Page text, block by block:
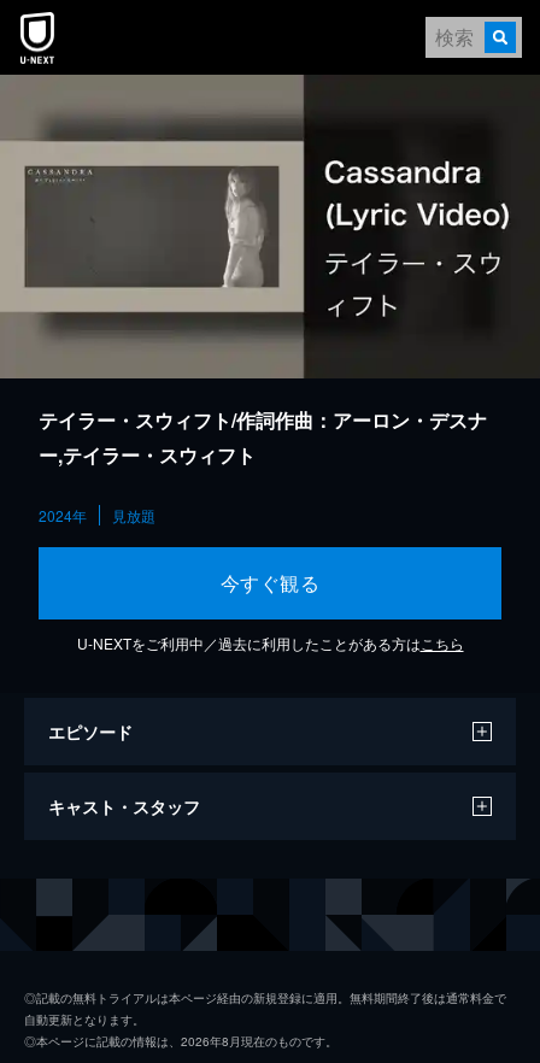
本文へスキップ
テイラー・スウィフト/作詞作曲：アーロン・デスナ
ー,テイラー・スウィフト
2024年 見放題
今すぐ観る
U-NEXTをご利用中／過去に利用したことがある方は こちら
エピソード
Cassandra (Lyric Video)
キャスト・スタッフ
◎記載の無料トライアルは本ページ経由の新規登録に適用。無料期間終了後は通常料金で
自動更新となります。
◎本ページに記載の情報は、2026年8月現在のものです。